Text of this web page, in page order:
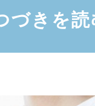
づきを読